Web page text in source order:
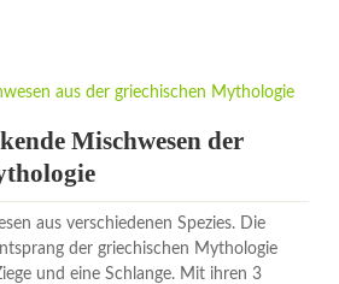
Mischwesen der
aus verschiedenen Spezies. Die
der griechischen Mythologie
und eine Schlange. Mit ihren 3